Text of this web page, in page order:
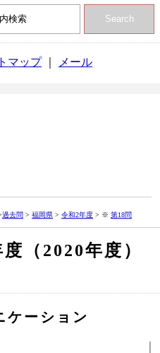
Search
マップ｜ メール
過去問 > 福岡県 > 令和2年度 > ※ 第18問
（2020年度）
ケーション